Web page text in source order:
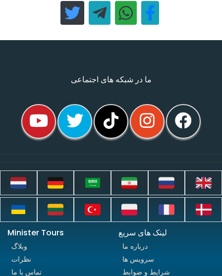
ما در شبکه های اجتماعی
لینک های سریع
درباره ما
سرویس ها
شرایط و ضوابط
Minister Tours
وبلاگ
نظرات
تماس با ما